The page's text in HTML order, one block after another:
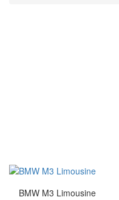
BMW M3 Limousine